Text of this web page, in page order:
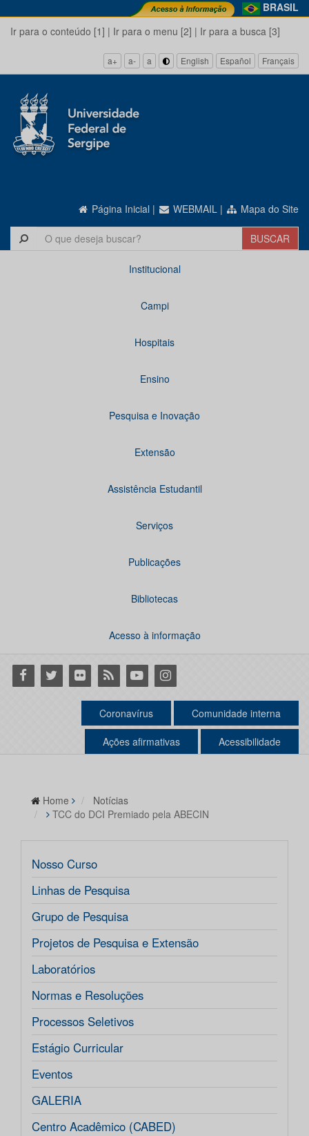
BRASIL
Ir para o conteúdo [1] | Ir para o menu [2] | Ir para a busca [3]
a+ a- a English Español Français
Página Inicial | WEBMAIL | Mapa do Site
Institucional
Campi
Hospitais
Ensino
Pesquisa e Inovação
Extensão
Assistência Estudantil
Serviços
Publicações
Bibliotecas
Acesso à informação
Facebook
Twitter Flickr RSS YoutubeInstagram
Coronavírus Comunidade interna
Ações afirmativas Acessibilidade
Home
Notícias
TCC do DCI Premiado pela ABECIN
Nosso Curso
Linhas de Pesquisa
Grupo de Pesquisa
Projetos de Pesquisa e Extensão
Laboratórios
Normas e Resoluções
Processos Seletivos
Estágio Curricular
Eventos
GALERIA
Centro Acadêmico (CABED)